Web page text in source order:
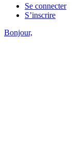
Se connecter
S’inscrire
Bonjour,